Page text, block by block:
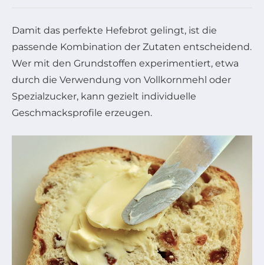
Damit das perfekte Hefebrot gelingt, ist die
passende Kombination der Zutaten entscheidend.
Wer mit den Grundstoffen experimentiert, etwa
durch die Verwendung von Vollkornmehl oder
Spezialzucker, kann gezielt individuelle
Geschmacksprofile erzeugen.